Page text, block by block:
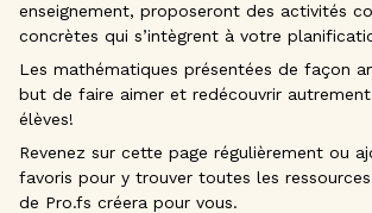
enseignement, proposeront des activités
concrètes qui s’intègrent à votre
Les mathématiques présentées de façon
but de faire aimer et redécouvrir
élèves!
Revenez sur cette page régulièrement ou
favoris pour y trouver toutes les
de Pro.fs créera pour vous.